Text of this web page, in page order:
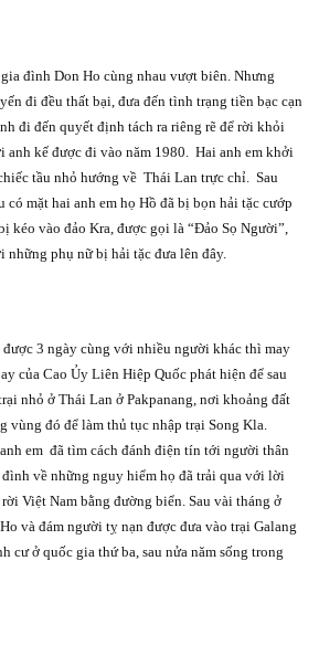
đình Don Ho cùng nhau vượt biên. Nhưng
đi đều thất bại, đưa đến tình trạng tiền bạc cạn
đi đến quyết định tách ra riêng rẽ để rời khỏi
anh kế được đi vào năm 1980. Hai anh em khởi
tầu nhỏ hướng về Thái Lan trực chỉ. Sau
có mặt hai anh em họ Hồ đã bị bọn hải tặc cướp
kéo vào đảo Kra, được gọi là “Đảo Sọ Người”,
phụ nữ bị hải tặc đưa lên đây.
được 3 ngày cùng với nhiều người khác thì may
của Cao Ủy Liên Hiệp Quốc phát hiện để sau
nhỏ ở Thái Lan ở Pakpanang, nơi khoảng đất
vùng đó để làm thủ tục nhập trại Song Kla.
em đã tìm cách đánh điện tín tới người thân
đình về những nguy hiểm họ đã trải qua với lời
Việt Nam bằng đường biển. Sau vài tháng ở
và đám người tỵ nạn được đưa vào trại Galang
cư ở quốc gia thứ ba, sau nửa năm sống trong